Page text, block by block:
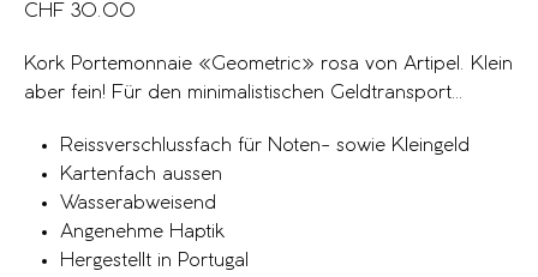
CHF 30.00
Kork Portemonnaie «Geometric» rosa von Artipel. Klein
aber fein! Für den minimalistischen Geldtransport…
Reissverschlussfach für Noten- sowie Kleingeld
Kartenfach aussen
Wasserabweisend
Angenehme Haptik
Hergestellt in Portugal